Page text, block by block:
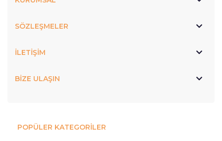
SÖZLEŞMELER
İLETİŞİM
BİZE ULAŞIN
POPÜLER KATEGORİLER